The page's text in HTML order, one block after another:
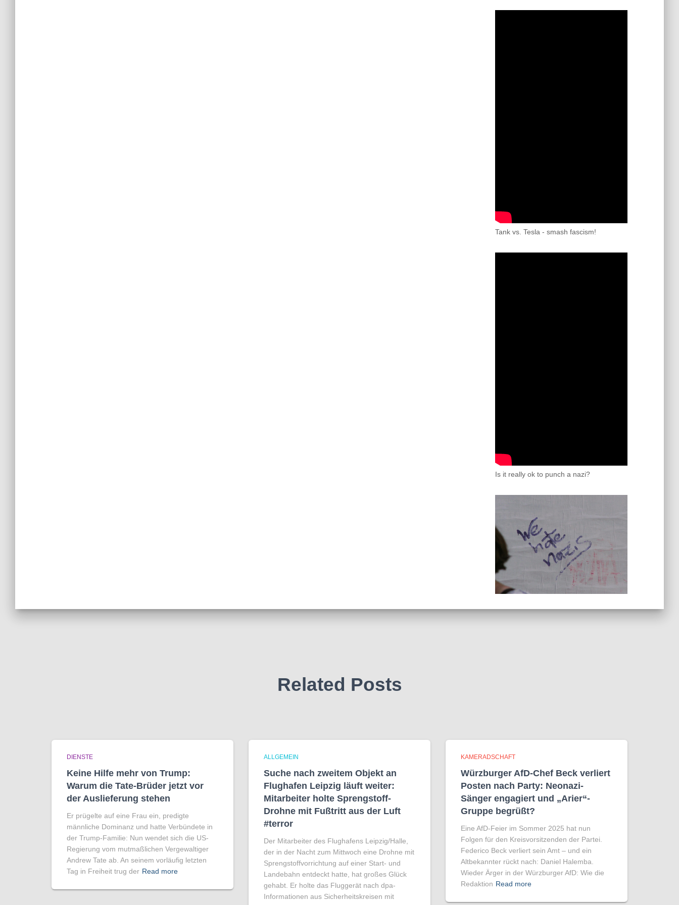
Tank vs. Tesla - smash fascism!
Is it really ok to punch a nazi?
Related Posts
DIENSTE
Keine Hilfe mehr von Trump:
Warum die Tate-Brüder jetzt vor
der Auslieferung stehen
Er prügelte auf eine Frau ein, predigte
männliche Dominanz und hatte Verbündete in
der Trump-Familie: Nun wendet sich die US-
Regierung vom mutmaßlichen Vergewaltiger
Andrew Tate ab. An seinem vorläufig letzten
Tag in Freiheit trug der Read more
ALLGEMEIN
Suche nach zweitem Objekt an
Flughafen Leipzig läuft weiter:
Mitarbeiter holte Sprengstoff-
Drohne mit Fußtritt aus der Luft
#terror
Der Mitarbeiter des Flughafens Leipzig/Halle,
der in der Nacht zum Mittwoch eine Drohne mit
Sprengstoffvorrichtung auf einer Start- und
Landebahn entdeckt hatte, hat großes Glück
gehabt. Er holte das Fluggerät nach dpa-
Informationen aus Sicherheitskreisen mit
KAMERADSCHAFT
Würzburger AfD-Chef Beck verliert
Posten nach Party: Neonazi-
Sänger engagiert und „Arier“-
Gruppe begrüßt?
Eine AfD-Feier im Sommer 2025 hat nun
Folgen für den Kreisvorsitzenden der Partei.
Federico Beck verliert sein Amt – und ein
Altbekannter rückt nach: Daniel Halemba.
Wieder Ärger in der Würzburger AfD: Wie die
Redaktion Read more